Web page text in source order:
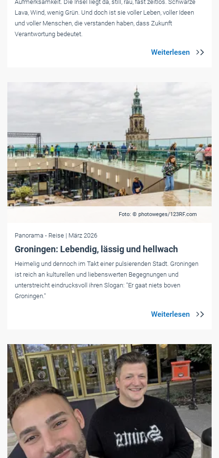
Aufmerksamkeit. Die Insel liegt da, still, rau, fast zeitlos. Schwarze
Lava, Wind, wenig Grün. Und doch ist sie voller Leben, voller Ideen
und voller Menschen, die verstanden haben, dass Zukunft
Verantwortung bedeutet.
Foto: © photoweges/123RF.com
Panorama - Reise | März 2026
Groningen: Lebendig, lässig und hellwach
Heimelig und dennoch im Takt einer pulsierenden Stadt. Groningen
ist reich an kulturellen und liebenswerten Begegnungen und
unterstreicht ­eindrucksvoll ihren Slogan: "Er gaat niets boven
Groningen."